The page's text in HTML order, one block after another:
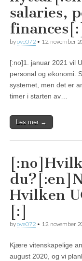
salaries,
finances[:]
byove072 • 12. november
[:no]1. januar 2021 vil
personal og økonomi.
systemet, men det er
timer i starten av…
Les mer →
Hvilken
[:]
byove072 • 12. november
Kjære vitenskapelige
august 2020, og vi